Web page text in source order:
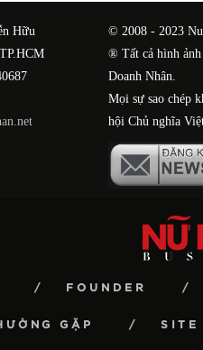
Hữu
© 2008 - 2023
® Tất cả hình
Doanh Nhân.
Mọi sự sao chép
hội Chủ nghĩa
FOUNDER
GẶP SITE